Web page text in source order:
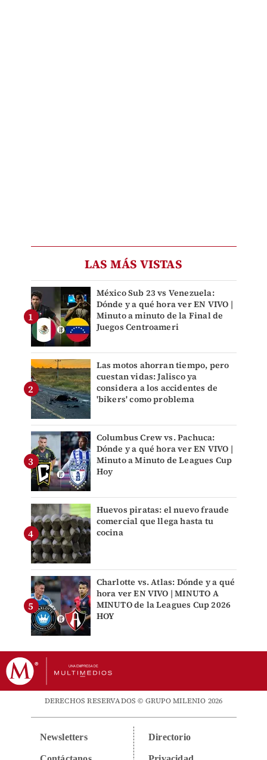
LAS MÁS VISTAS
México Sub 23 vs Venezuela:
Dónde y a qué hora ver EN VIVO |
Minuto a minuto de la Final de
Juegos Centroameri
Las motos ahorran tiempo, pero
cuestan vidas: Jalisco ya
considera a los accidentes de
'bikers' como problema
Columbus Crew vs. Pachuca:
Dónde y a qué hora ver EN VIVO |
Minuto a Minuto de Leagues Cup
Hoy
Huevos piratas: el nuevo fraude
comercial que llega hasta tu
cocina
Charlotte vs. Atlas: Dónde y a qué
hora ver EN VIVO | MINUTO A
MINUTO de la Leagues Cup 2026
HOY
DERECHOS RESERVADOS © GRUPO MILENIO 2026
Newsletters Directorio